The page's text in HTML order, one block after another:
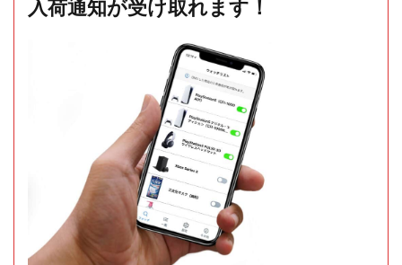
入荷通知が受け取れます！